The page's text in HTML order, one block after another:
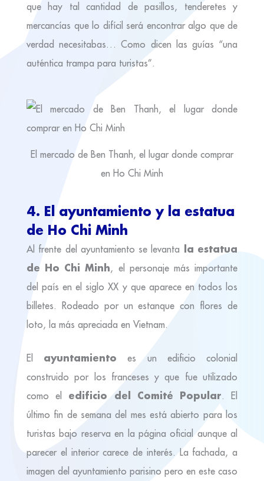
que hay tal cantidad de pasillos, tenderetes y
mercancías que lo difícil será encontrar algo que de
verdad necesitabas… Como dicen las guías “una
auténtica trampa para turistas”.
El mercado de Ben Thanh, el lugar donde comprar
en Ho Chi Minh
4. El ayuntamiento y la estatua
de Ho Chi Minh
Al frente del ayuntamiento se levanta la estatua
de Ho Chi Minh, el personaje más importante
del país en el siglo XX y que aparece en todos los
billetes. Rodeado por un estanque con flores de
loto, la más apreciada en Vietnam.
El ayuntamiento es un edificio colonial
construido por los franceses y que fue utilizado
como el edificio del Comité Popular. El
último fin de semana del mes está abierto para los
turistas bajo reserva en la página oficial aunque al
parecer el interior carece de interés. La fachada, a
imagen del ayuntamiento parisino pero en este caso